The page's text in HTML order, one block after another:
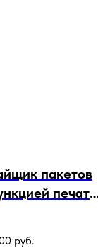
пакетов
печати
руб.